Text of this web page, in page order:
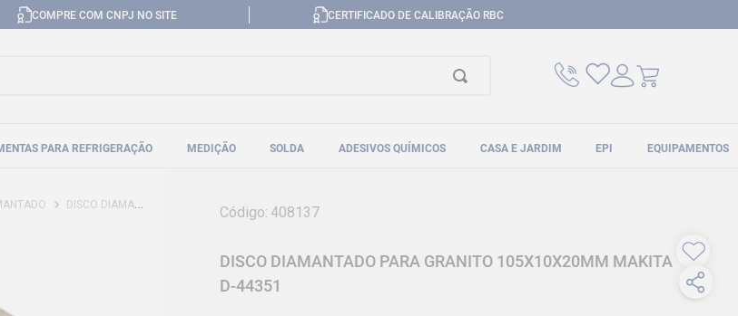
COMPRE COM CNPJ NO SITE CERTIFICADO DE CALIBRAÇÃO RBC
PARA REFRIGERAÇÃO MEDIÇÃO SOLDA ADESIVOS QUÍMICOS CASA E JARDIM EPI EQUIPAMENTOS
DISCO DIAMANTADO PARA GRANITO 105X10X20MM MAKITA D-44351 Código: 408137
DISCO DIAMANTADO PARA GRANITO 105X10X20MM MAKITA
D-44351